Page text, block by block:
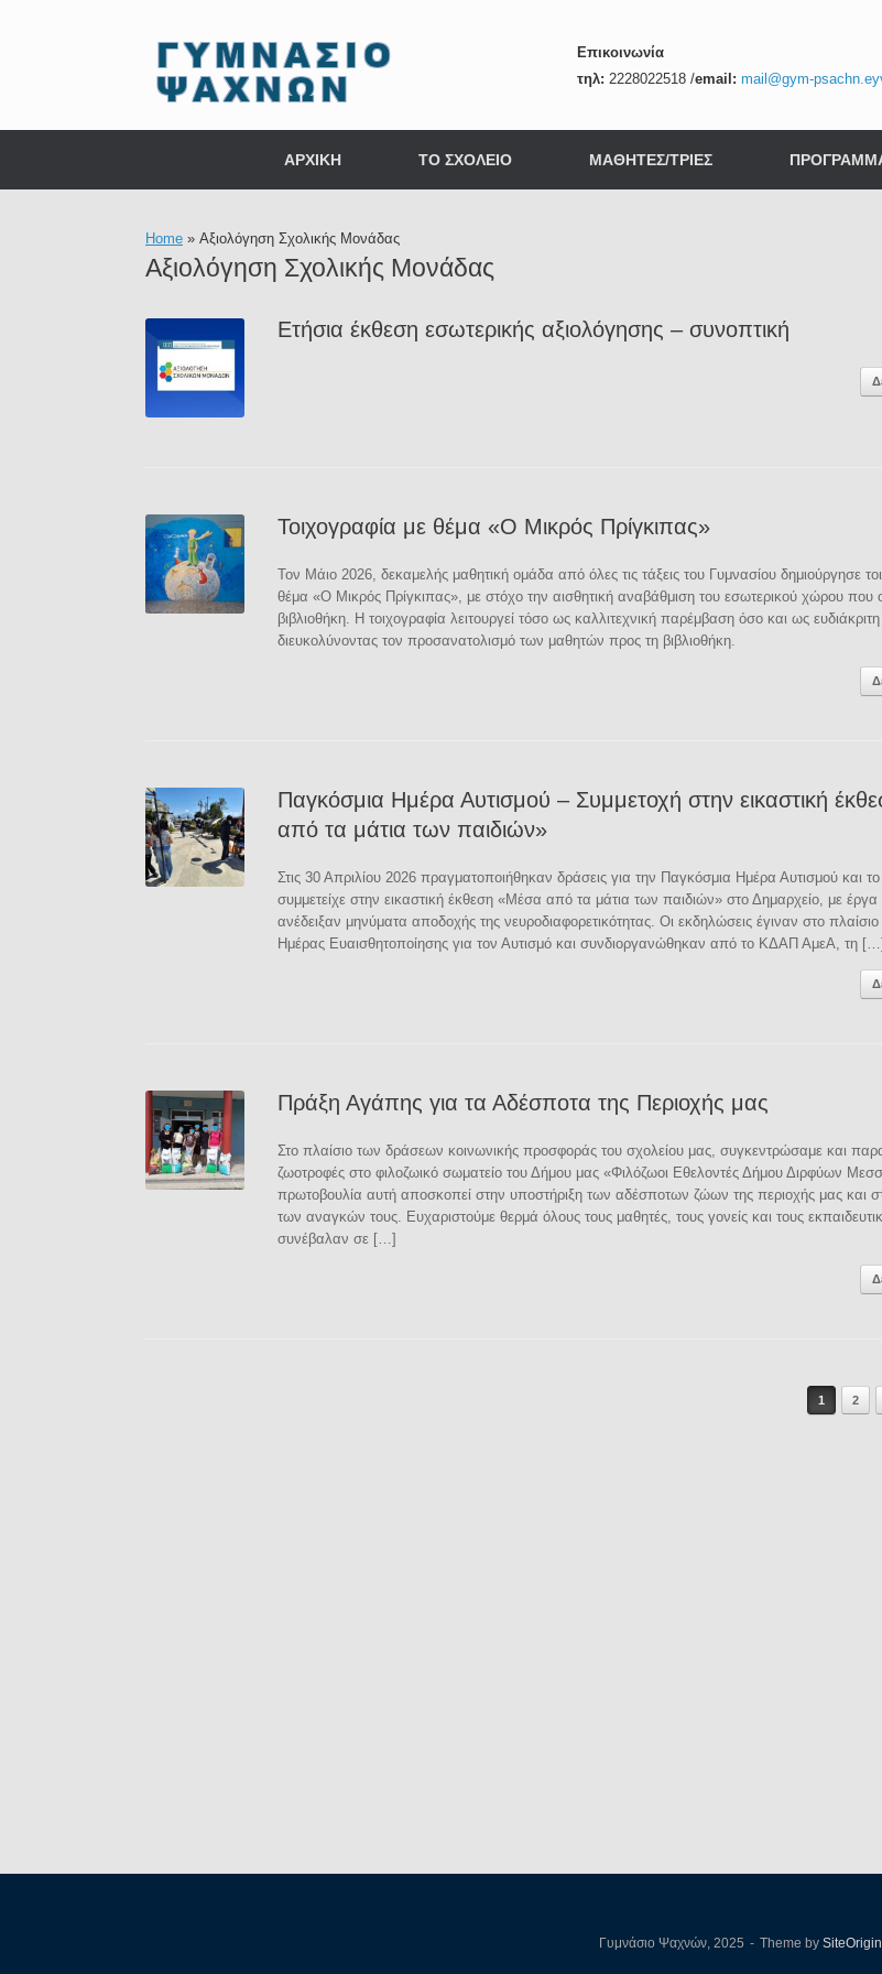
Επικοινωνία
τηλ: 2228022518 /email: mail@gym-
ΑΡΧΙΚΗ ΤΟ ΣΧΟΛΕΙΟ ΜΑΘΗΤΕΣ/ΤΡΙΕΣ
Home » Αξιολόγηση Σχολικής Μονάδας
Αξιολόγηση Σχολικής Μονάδας
Ετήσια έκθεση εσωτερικής αξιολόγησης – συνοπτική
Τοιχογραφία με θέμα «Ο Μικρός Πρίγκιπας»
Τον Μάιο 2026, δεκαμελής μαθητική ομάδα από όλες τις τάξεις του Γυμνασίου δημιούργησε
θέμα «Ο Μικρός Πρίγκιπας», με στόχο την αισθητική αναβάθμιση του εσωτερικού χώρου που
βιβλιοθήκη. Η τοιχογραφία λειτουργεί τόσο ως καλλιτεχνική παρέμβαση όσο και ως
διευκολύνοντας τον προσανατολισμό των μαθητών προς τη βιβλιοθήκη.
Παγκόσμια Ημέρα Αυτισμού – Συμμετοχή στην εικαστική
από τα μάτια των παιδιών»
Στις 30 Απριλίου 2026 πραγματοποιήθηκαν δράσεις για την Παγκόσμια Ημέρα Αυτισμού και
συμμετείχε στην εικαστική έκθεση «Μέσα από τα μάτια των παιδιών» στο Δημαρχείο, με
ανέδειξαν μηνύματα αποδοχής της νευροδιαφορετικότητας. Οι εκδηλώσεις έγιναν στο
Ημέρας Ευαισθητοποίησης για τον Αυτισμό και συνδιοργανώθηκαν από το ΚΔΑΠ ΑμεΑ, τη
Πράξη Αγάπης για τα Αδέσποτα της Περιοχής μας
Στο πλαίσιο των δράσεων κοινωνικής προσφοράς του σχολείου μας, συγκεντρώσαμε και
ζωοτροφές στο φιλοζωικό σωματείο του Δήμου μας «Φιλόζωοι Εθελοντές Δήμου Διρφύων
πρωτοβουλία αυτή αποσκοπεί στην υποστήριξη των αδέσποτων ζώων της περιοχής μας και
των αναγκών τους. Ευχαριστούμε θερμά όλους τους μαθητές, τους γονείς και τους
συνέβαλαν σε […]
1 2
Γυμνάσιο Ψαχνών, 2025 Theme by SiteOrigin